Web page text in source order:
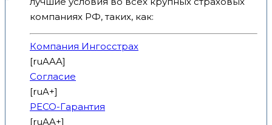
компаниях РФ, таких, как:
Компания Ингосстрах
[ruAAA]
Согласие
[ruA+]
РЕСО-Гарантия
[ruAA+]